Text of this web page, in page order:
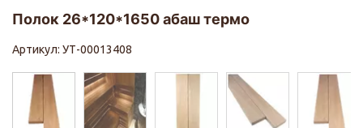
Полок 26*120*1650 абаш термо
Артикул: УТ-00013408